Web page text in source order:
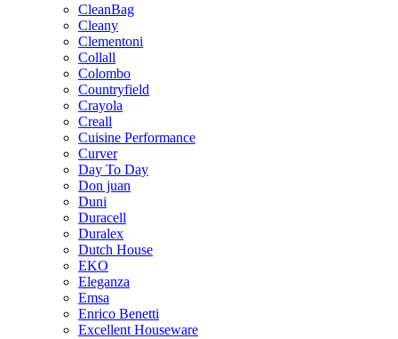
CleanBag
Cleany
Clementoni
Collall
Colombo
Countryfield
Crayola
Creall
Cuisine Performance
Curver
Day To Day
Don juan
Duni
Duracell
Duralex
Dutch House
EKO
Eleganza
Emsa
Enrico Benetti
Excellent Houseware